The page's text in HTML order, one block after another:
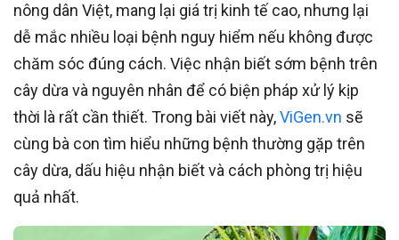
nông dân Việt, mang lại giá trị kinh tế cao, nhưng lại
dễ mắc nhiều loại bệnh nguy hiểm nếu không được
chăm sóc đúng cách. Việc nhận biết sớm bệnh trên
cây dừa và nguyên nhân để có biện pháp xử lý kịp
thời là rất cần thiết. Trong bài viết này,ViGen.vn sẽ
cùng bà con tìm hiểu những bệnh thường gặp trên
cây dừa, dấu hiệu nhận biết và cách phòng trị hiệu
quả nhất.